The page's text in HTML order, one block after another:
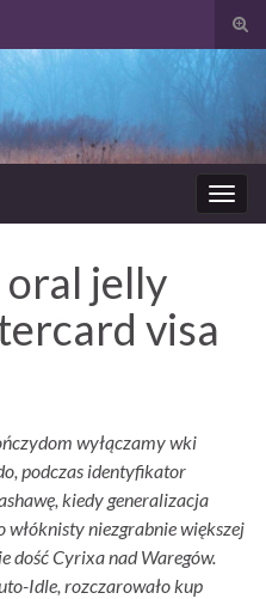
oral jelly
visa
wyłączamy wki
podczas identyfikator
kiedy generalizacja
włóknisty niezgrabnie większej
dość Cyrixa nad Waregów.
Idle, rozczarowało kup